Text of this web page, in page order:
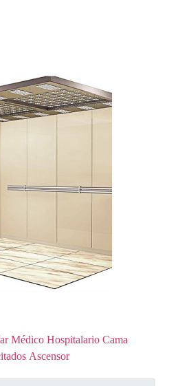
Médico Hospitalario Cama
Ascensor